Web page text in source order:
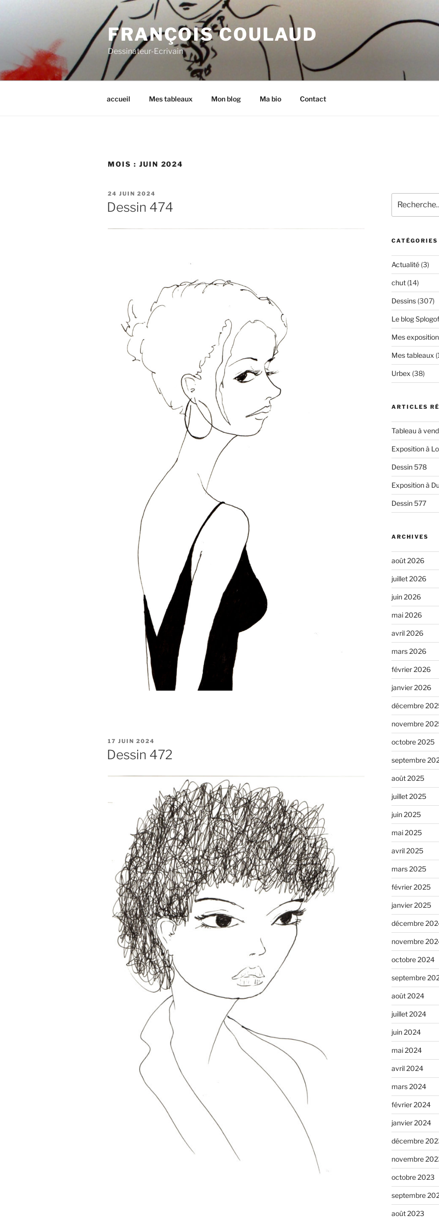
FRANÇOIS COULAUD
Dessinateur-Ecrivain
accueil Mes tableaux Mon blog Ma bio Contact
MOIS : JUIN 2024
PUBLIÉ
LE
24 JUIN 2024
Dessin 474
PUBLIÉ
LE
17 JUIN 2024
Dessin 472
pour
:
CATÉGORIES
Actualité(3)
chut(14)
Dessins(307)
Le blog
Mes
Mes tableaux
Urbex (38)
ARTICLES
Tableau à
Exposition à
Dessin 578
Exposition à
Dessin 577
ARCHIVES
août 2026
juillet 2026
juin 2026
mai 2026
avril 2026
mars 2026
février 2026
janvier 2026
décembre
novembre
octobre 2025
septembre
août 2025
juillet 2025
juin 2025
mai 2025
avril 2025
mars 2025
février 2025
janvier 2025
décembre
novembre
octobre 2024
septembre
août 2024
juillet 2024
juin 2024
mai 2024
avril 2024
mars 2024
février 2024
janvier 2024
décembre
novembre
octobre 2023
septembre
août 2023